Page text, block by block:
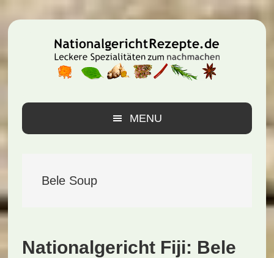
Hauptnavigation
Inhalt
Seitenspalte
MENU
Bele Soup
Nationalgericht Fiji: Bele